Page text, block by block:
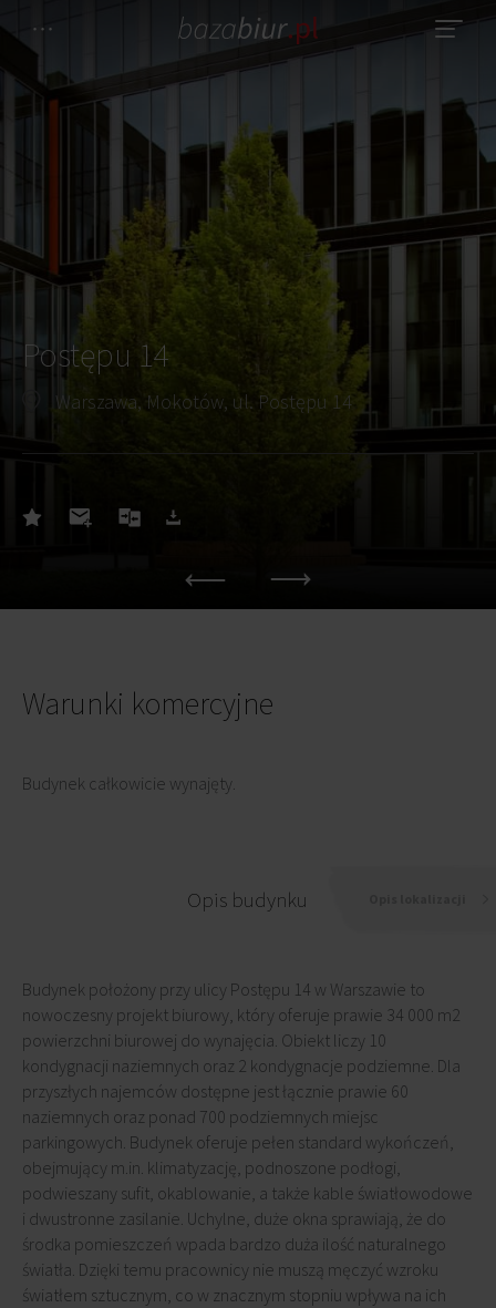
Postępu 14
Warszawa, Mokotów, ul. Postępu 14
Warunki komercyjne
Budynek całkowicie wynajęty.
Opis budynku
Budynek położony przy ulicy Postępu 14 w Warszawie to
nowoczesny projekt biurowy, który oferuje prawie 34 000 m2
powierzchni biurowej do wynajęcia. Obiekt liczy 10
kondygnacji naziemnych oraz 2 kondygnacje podziemne. Dla
przyszłych najemców dostępne jest łącznie prawie 60
naziemnych oraz ponad 700 podziemnych miejsc
parkingowych. Budynek oferuje pełen standard wykończeń,
obejmujący m.in. klimatyzację, podnoszone podłogi,
podwieszany sufit, okablowanie, a także kable światłowodowe
i dwustronne zasilanie. Uchylne, duże okna sprawiają, że do
środka pomieszczeń wpada bardzo duża ilość naturalnego
światła. Dzięki temu pracownicy nie muszą męczyć wzroku
światłem sztucznym, co w znacznym stopniu wpływa na ich